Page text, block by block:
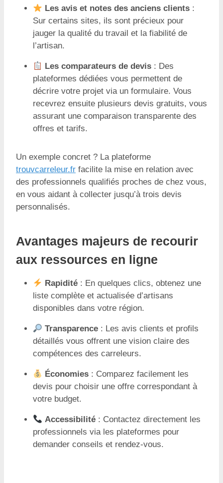
Les avis et notes des anciens clients :
Sur certains sites, ils sont précieux pour
jauger la qualité du travail et la fiabilité de
l’artisan.
Les comparateurs de devis : Des
plateformes dédiées vous permettent de
décrire votre projet via un formulaire. Vous
recevrez ensuite plusieurs devis gratuits, vous
assurant une comparaison transparente des
offres et tarifs.
Un exemple concret ? La plateforme
trouvcarreleur.fr facilite la mise en relation avec
des professionnels qualifiés proches de chez vous,
en vous aidant à collecter jusqu’à trois devis
personnalisés.
Avantages majeurs de recourir
aux ressources en ligne
Rapidité : En quelques clics, obtenez une
liste complète et actualisée d’artisans
disponibles dans votre région.
Transparence : Les avis clients et profils
détaillés vous offrent une vision claire des
compétences des carreleurs.
Économies : Comparez facilement les
devis pour choisir une offre correspondant à
votre budget.
Accessibilité : Contactez directement les
professionnels via les plateformes pour
demander conseils et rendez-vous.